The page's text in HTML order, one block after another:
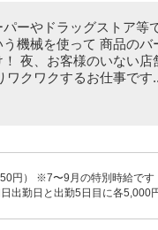
ーやドラッグストア等
機械を使って 商品のバ
夜、お客様のいない店
ワクワクするお仕事です
円） ※7〜9月の特別時給で
出勤日と出勤5日目に各5,000